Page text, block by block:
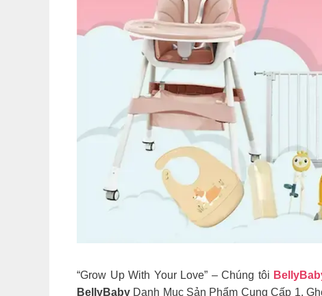
“Grow Up With Your Love” – Chúng tôi
BellyBaby Danh Mục Sản Phẩm Cung Cấp 1.